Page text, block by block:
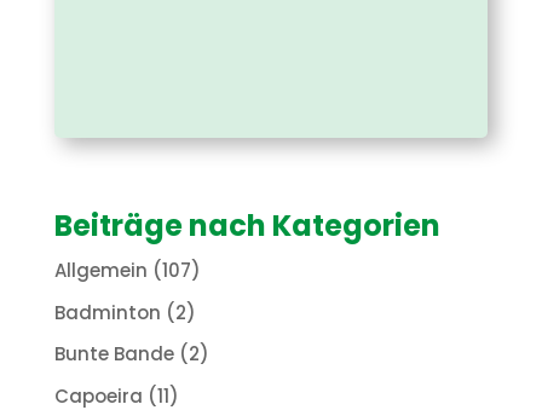
Beiträge nach Kategorien
Allgemein (107)
Badminton (2)
Bunte Bande(2)
Capoeira (11)